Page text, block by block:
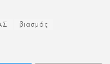
βιασμός